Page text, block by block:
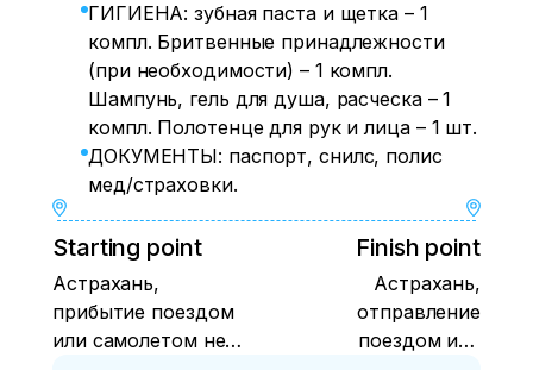
ГИГИЕНА: зубная паста и щетка – 1
компл. Бритвенные принадлежности
(при необходимости) – 1 компл.
Шампунь, гель для душа, расческа – 1
компл. Полотенце для рук и лица – 1 шт.
ДОКУМЕНТЫ: паспорт, снилс, полис
мед/страховки.
Starting point
Астрахань,
прибытие поездом
или самолетом не
Finish point
Астрахань,
отправление
поездом или